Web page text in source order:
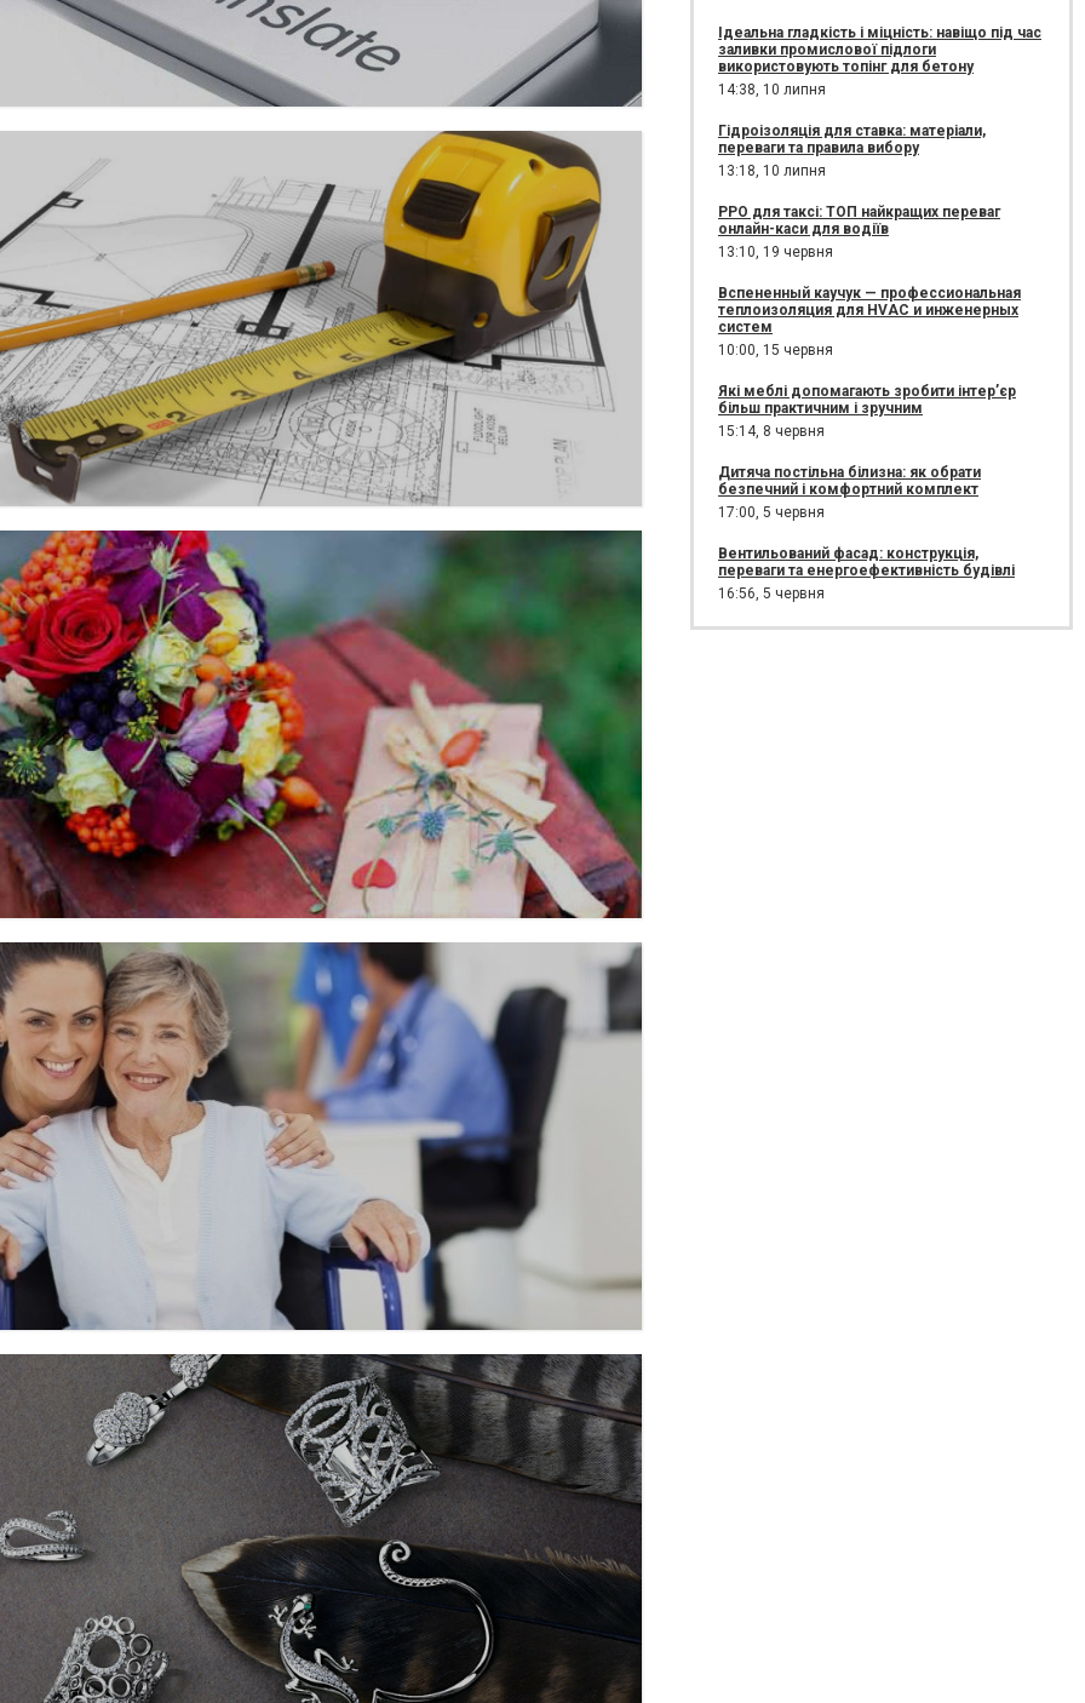
Ідеальна гладкість і міцність: навіщо під час
заливки промислової підлоги
використовують топінг для бетону
14:38, 10 липня
Гідроізоляція для ставка: матеріали,
переваги та правила вибору
13:18, 10 липня
РРО для таксі: ТОП найкращих переваг
онлайн-каси для водіїв
13:10, 19 червня
Вспененный каучук — профессиональная
теплоизоляция для HVAC и инженерных
систем
10:00, 15 червня
Які меблі допомагають зробити інтер’єр
більш практичним і зручним
15:14, 8 червня
Дитяча постільна білизна: як обрати
безпечний і комфортний комплект
17:00, 5 червня
Вентильований фасад: конструкція,
переваги та енергоефективність будівлі
16:56, 5 червня